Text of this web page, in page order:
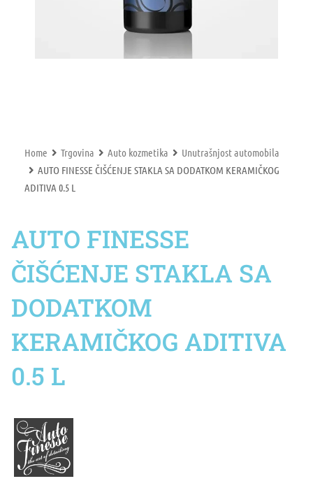
Home Trgovina Auto kozmetika
Unutrašnjost automobila
AUTO FINESSE ČIŠĆENJE STAKLA SA DODATKOM KERAMIČKOG
ADITIVA 0.5 L
AUTO FINESSE
ČIŠĆENJE STAKLA SA
DODATKOM
KERAMIČKOG ADITIVA
0.5 L